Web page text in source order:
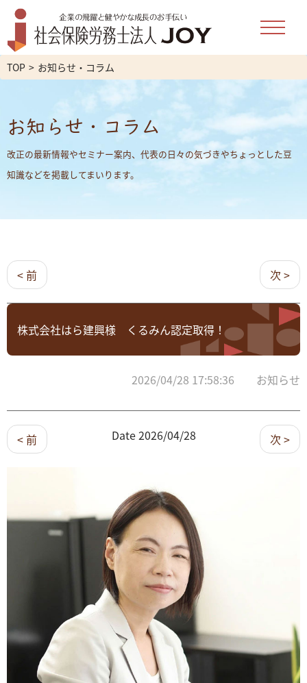
TOP お知らせ・コラム
お知らせ・コラム
改正の最新情報やセミナー案内、代表の日々の気づきやちょっとした豆
知識などを掲載してまいります。
< 前 次 >
株式会社はら建興様 くるみん認定取得！
2026/04/28 17:58:36 お知らせ
< 前 次 >
Date 2026/04/28